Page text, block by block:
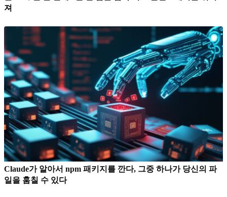
져
Claude가 알아서 npm 패키지를 깐다, 그중 하나가 당신의 파
일을 훔칠 수 있다